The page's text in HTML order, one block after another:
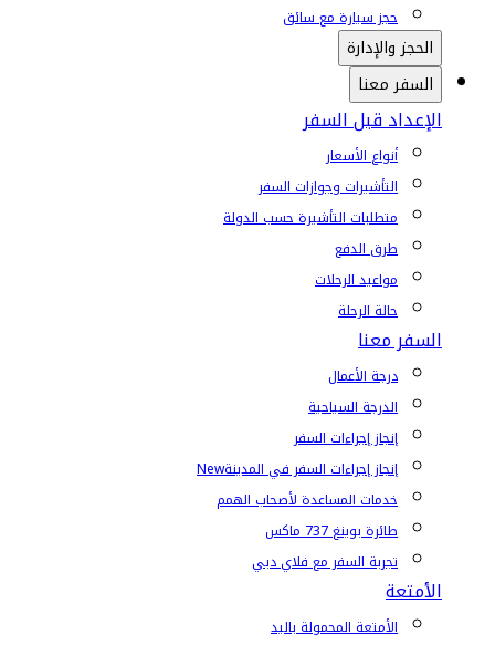
حجز سيارة مع سائق
الحجز والإدارة
السفر معنا
الإعداد قبل السفر
أنواع الأسعار
التأشيرات وجوازات السفر
متطلبات التأشيرة حسب الدولة
طرق الدفع
مواعيد الرحلات
حالة الرحلة
السفر معنا
درجة الأعمال
الدرجة السياحية
إنجاز إجراءات السفر
إنجاز إجراءات السفر في المدينةNew
خدمات المساعدة لأصحاب الهمم
طائرة بوينغ 737 ماكس
تجربة السفر مع فلاي دبي
الأمتعة
الأمتعة المحمولة باليد